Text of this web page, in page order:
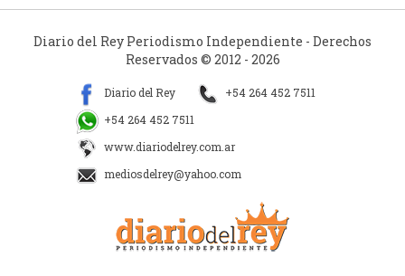
Diario del Rey Periodismo Independiente - Derechos
Reservados © 2012 - 2026
Diario del Rey
+54 264 452 7511
+54 264 452 7511
www.diariodelrey.com.ar
mediosdelrey@yahoo.com